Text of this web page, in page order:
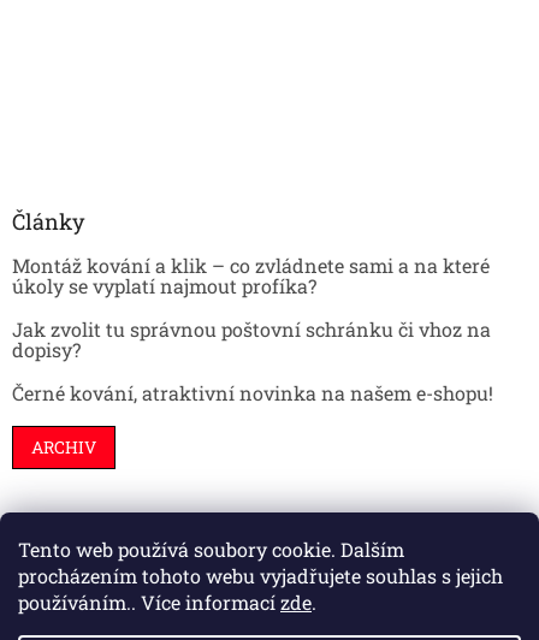
Tento web používá soubory cookie. Dalším
procházením tohoto webu vyjadřujete souhlas s jejich
používáním.. Více informacízde.
Články
Montáž kování a klik – co zvládnete sami a na které
úkoly se vyplatí najmout profíka?
Jak zvolit tu správnou poštovní schránku či vhoz na
dopisy?
Černé kování, atraktivní novinka na našem e-shopu!
ARCHIV
Stavební pouzdra Interiéry Dveře